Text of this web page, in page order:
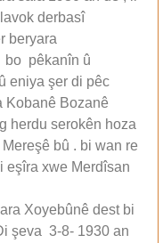
derbasî
beryara
bo pêkanîn û
eniya şer di pêc
Kobanê Bozanê
herdu serokên hoza
bû . bi wan re
eşîra xwe Merdîsan
Xoyebûnê dest bi
şeva 3-8- 1930 an